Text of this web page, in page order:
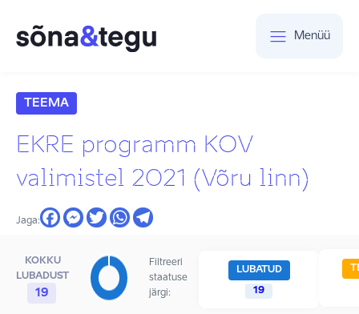
Menüü
TEEMA
EKRE programm KOV
valimistel 2021 (Võru linn)
Jaga:
KOKKU
LUBADUST
19
Filtreeri
staatuse
järgi:
LUBATUD
19